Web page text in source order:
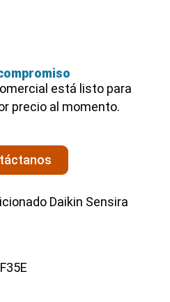
está listo para
precio al momento.
Daikin Sensira